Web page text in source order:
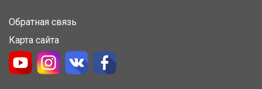
Обратная связь
Карта сайта